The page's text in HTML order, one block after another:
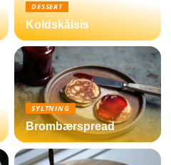
DESSERT
Koldskålsis
SYLTNING
Brombærspread